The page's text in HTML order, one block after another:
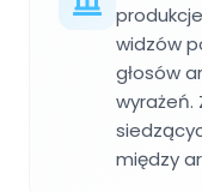
widzów
głosów
wyrażeń.
między